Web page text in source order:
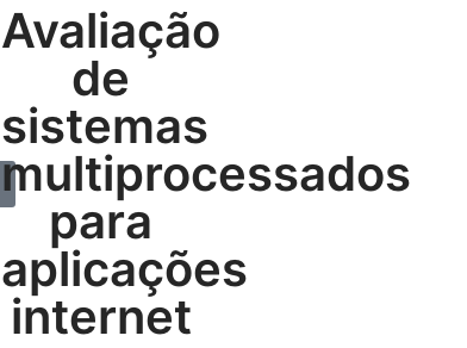
Avaliação
de
sistemas
multiprocessados
para
aplicações
internet